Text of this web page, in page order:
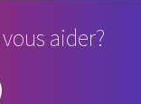
aider?